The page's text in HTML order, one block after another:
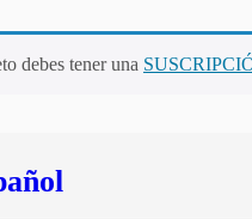
debes tener una